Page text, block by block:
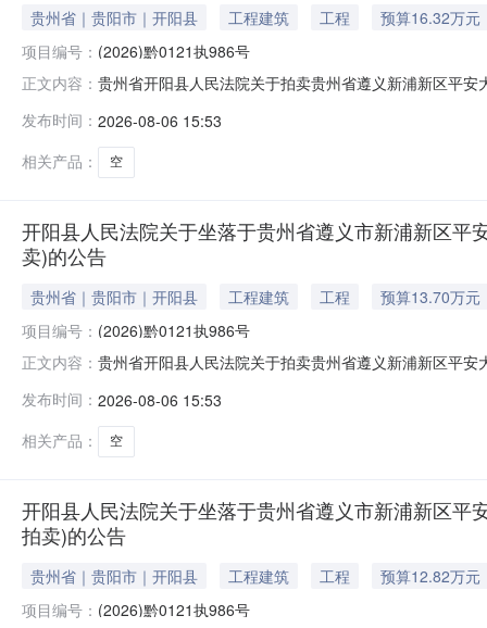
贵州省｜贵阳市｜开阳县 工程建筑 工程
预算16.32万元
项目编号： (2026)黔0121执986号
正文内容： 贵州省开阳县人民法院关于拍卖贵州省遵义新浦新区平
财产，将依法追究其相应违法责任（刑事责任或民事妨
付方式等内容，充分了解拍卖标的物
发布时间： 2026-08-06 15:53
相关产品：
空
开阳县人民法院关于坐落于贵州省遵义市新浦新区
卖)的公告
贵州省｜贵阳市｜开阳县 工程建筑 工程
预算13.70万元
项目编号： (2026)黔0121执986号
正文内容： 贵州省开阳县人民法院关于拍卖贵州省遵义新浦新区平
财产，将依法追究其相应违法责任（刑事责任或民事妨
付方式等内容，充分了解拍卖标的物
发布时间： 2026-08-06 15:53
相关产品：
空
开阳县人民法院关于坐落于贵州省遵义市新浦新区
拍卖)的公告
贵州省｜贵阳市｜开阳县 工程建筑 工程
预算12.82万元
项目编号： (2026)黔0121执986号